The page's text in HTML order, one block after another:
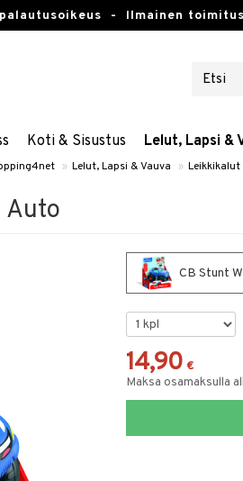
- Ilmainen
Koti & Sisustus Lelut, Lapsi &
» Lelut, Lapsi & Vauva » Leikkikalut
Auto
CB Stunt
14,90 €
Maksa osamaksulla